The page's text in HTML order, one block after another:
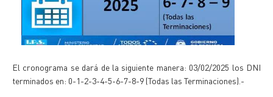
El cronograma se dará de la siguiente manera: 03/02/2025 los DNI
terminados en: 0-1-2-3-4-5-6-7-8-9 (Todas las Terminaciones).-